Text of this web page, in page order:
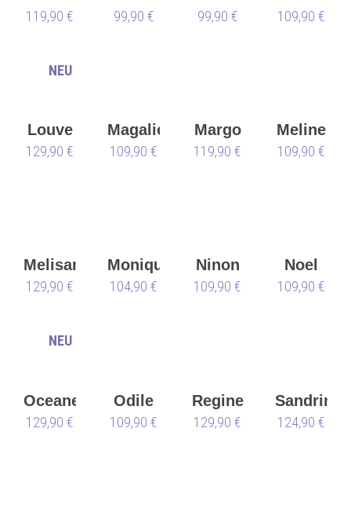
119,90 € 99,90 € 99,90 € 109,90 €
Louve
129,90 €
NEU
Magalie
109,90 €
Margo
119,90 €
Meline
109,90 €
Melisande
129,90 €
Monique
104,90 €
Ninon
109,90 €
Noel
109,90 €
Oceane
129,90 €
NEU
Odile
109,90 €
Regine
129,90 €
Sandrine
124,90 €